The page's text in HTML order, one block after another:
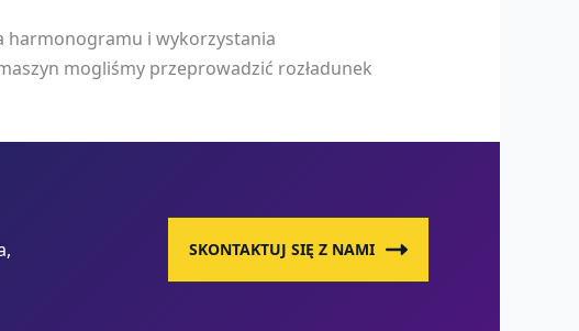
harmonogramu i wykorzystania
mogliśmy przeprowadzić rozładunek
SKONTAKTUJ SIĘ Z NAMI